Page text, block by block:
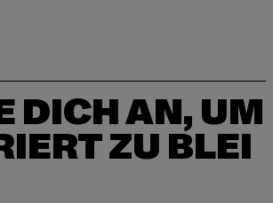
DICH AN, UM
ZU BLEI